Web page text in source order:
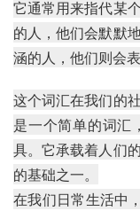
它通常用来指代某
的人，他们会默默
涵的人，他们则会
这个词汇在我们的
是一个简单的词汇
具。它承载着人们
的基础之一。
在我们日常生活中